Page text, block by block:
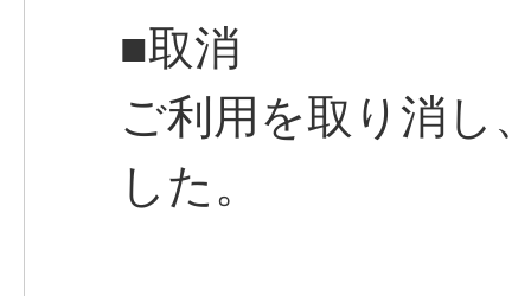
■取消
ご利用を取り消し
した。